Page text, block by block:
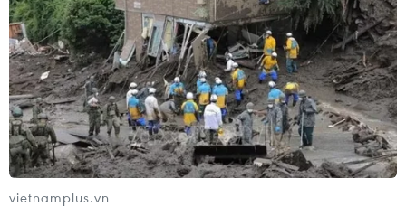
vietnamplus.vn